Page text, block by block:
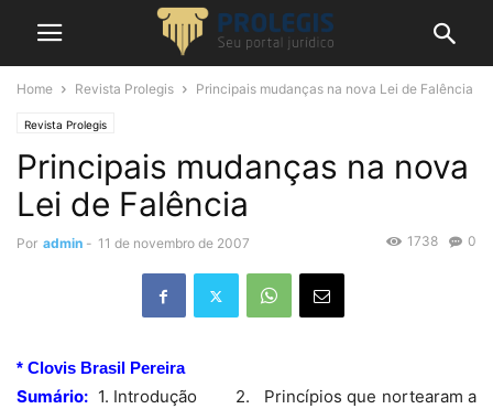
Home Revista Prolegis Principais mudanças na nova Lei de Falência
Revista Prolegis
Principais mudanças na nova
Lei de Falência
Por admin - 11 de novembro de 2007 0
1738
* Clovis Brasil Pereira
Sumário: 1. Introdução 2. Princípios que nortearam a